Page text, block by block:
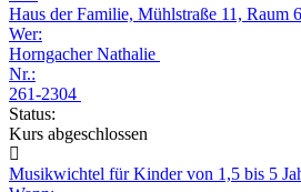
Haus der Familie, Mühlstraße 11, Raum
Wer:
Horngacher Nathalie
Nr.:
261-2304
Status:
Kurs abgeschlossen
Musikwichtel für Kinder von 1,5 bis 5